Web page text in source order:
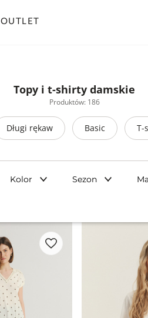
OUTLET
Topy i t-shirty damskie
Produktów: 186
Długi rękaw Basic T-
Kolor Sezon